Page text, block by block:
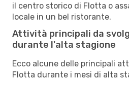
il centro storico di Flotta o
locale in un bel ristorante.
Attività principali da
durante l'alta stagione
Ecco alcune delle principali
Flotta durante i mesi di alta